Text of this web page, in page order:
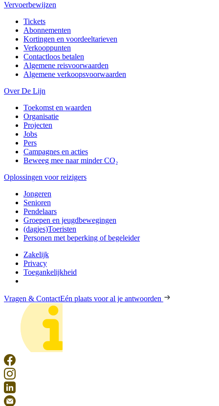
Vervoerbewijzen
Tickets
Abonnementen
Kortingen en voordeeltarieven
Verkooppunten
Contactloos betalen
Algemene reisvoorwaarden
Algemene verkoopsvoorwaarden
Over De Lijn
Toekomst en waarden
Organisatie
Projecten
Jobs
Pers
Campagnes en acties
Beweeg mee naar minder CO₂
Oplossingen voor reizigers
Jongeren
Senioren
Pendelaars
Groepen en jeugdbewegingen
(dagjes)Toeristen
Personen met beperking of begeleider
Zakelijk
Privacy
Toegankelijkheid
Vragen & ContactEén plaats voor al je antwoorden